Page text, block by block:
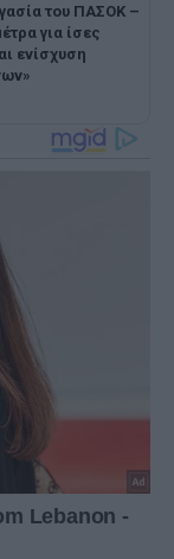
του ΠΑΣΟΚ –
για ίσες
ενίσχυση